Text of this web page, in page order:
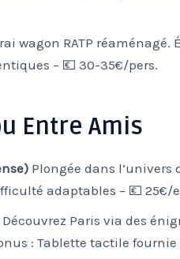
wagon RATP réaménagé.
– 💶 30-35€/pers.
Entre Amis
Plongée dans l’univers
adaptables – 💶 25€/
Paris via des
: Tablette tactile fournie